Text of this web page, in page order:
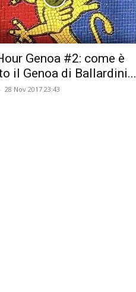
Genoa #2: come è
il Genoa di Ballardini...
- 28 Nov 2017 23:43